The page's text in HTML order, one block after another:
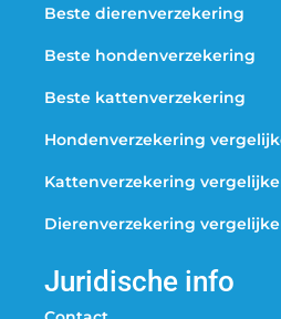
Beste dierenverzekering
Beste hondenverzekering
Beste kattenverzekering
Hondenverzekering
Kattenverzekering
Dierenverzekering
Juridische info